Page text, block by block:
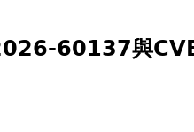
60137與